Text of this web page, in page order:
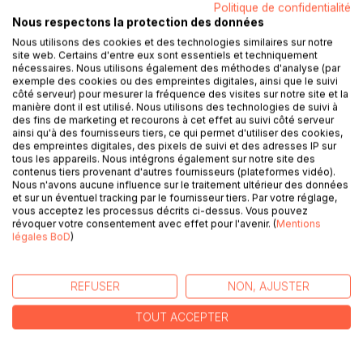
AJOUTER AU PANIER
Ajouter à ma liste d'envies
Laisser un avis
DESCRIPTION
autrement dit la vie des saints et martyrs de l'Eglise
catholique. Cet ouvrage est ici accompagné de 135
dessins issus d'illustrations du moyen-âge de ce même
texte.
Politique de confidentialité
Nous respectons la protection des données
Nous utilisons des cookies et des technologies similaires sur notre
site web. Certains d'entre eux sont essentiels et techniquement
nécessaires. Nous utilisons également des méthodes d'analyse (par
exemple des cookies ou des empreintes digitales, ainsi que le suivi
côté serveur) pour mesurer la fréquence des visites sur notre site et la
manière dont il est utilisé. Nous utilisons des technologies de suivi à
des fins de marketing et recourons à cet effet au suivi côté serveur
ainsi qu'à des fournisseurs tiers, ce qui permet d'utiliser des cookies,
des empreintes digitales, des pixels de suivi et des adresses IP sur
tous les appareils. Nous intégrons également sur notre site des
contenus tiers provenant d'autres fournisseurs (plateformes vidéo).
Nous n'avons aucune influence sur le traitement ultérieur des données
et sur un éventuel tracking par le fournisseur tiers. Par votre réglage,
vous acceptez les processus décrits ci-dessus. Vous pouvez
révoquer votre consentement avec effet pour l'avenir. (Mentions
légales BoD)
REFUSER NON, AJUSTER
TOUT ACCEPTER